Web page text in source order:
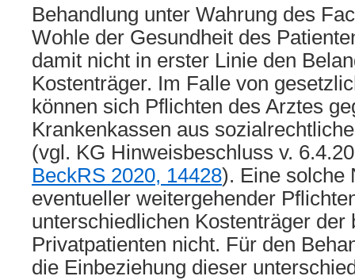
Behandlung unter Wahrung des
Wohle der Gesundheit des
damit nicht in erster Linie den
Kostenträger. Im Falle von
können sich Pflichten des Arztes
Krankenkassen aus
(vgl. KG Hinweisbeschluss v.
BeckRS 2020, 14428). Eine solche
eventueller weitergehender
unterschiedlichen Kostenträger der
Privatpatienten nicht. Für den
die Einbeziehung dieser